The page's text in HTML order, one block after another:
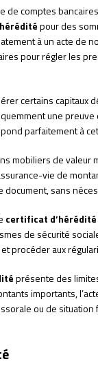
comptes
pour des
à un acte de
pour régler les
certains capitaux
une
parfaitement à
mobiliers de valeur
vie de
sans
certificat d’hérédité
de sécurité
procéder aux
présente des
importants,
ou de situation